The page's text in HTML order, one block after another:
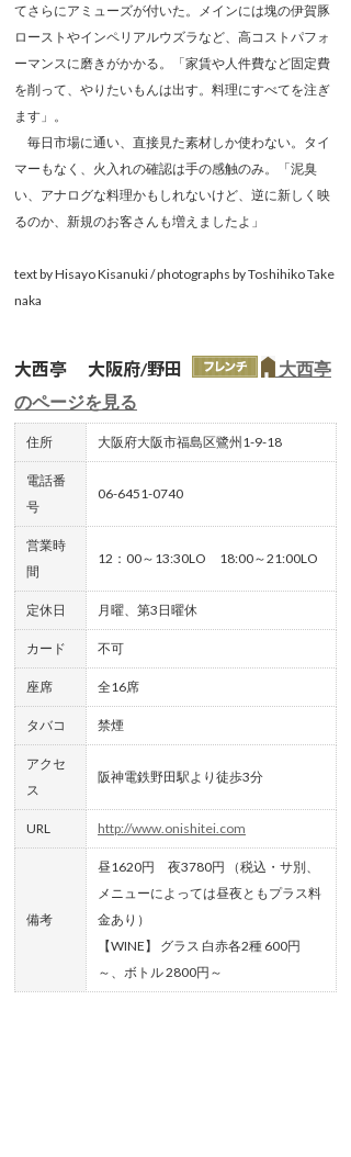
てさらにアミューズが付いた。メインには塊の伊賀豚
ローストやインペリアルウズラなど、高コストパフォ
ーマンスに磨きがかかる。「家賃や人件費など固定費
を削って、やりたいもんは出す。料理にすべてを注ぎ
ます」。
毎日市場に通い、直接見た素材しか使わない。タイ
マーもなく、火入れの確認は手の感触のみ。「泥臭
い、アナログな料理かもしれないけど、逆に新しく映
るのか、新規のお客さんも増えましたよ」
text by Hisayo Kisanuki / photographs by Toshihiko Take
naka
大西亭 大阪府/野田
大西亭
のページを見る
住所 大阪府大阪市福島区鷺州1-9-18
電話番
号
06-6451-0740
営業時
間
12：00～13:30LO 18:00～21:00LO
定休日 月曜、第3日曜休
カード 不可
座席 全16席
タバコ 禁煙
アクセ
ス
阪神電鉄野田駅より徒歩3分
URL http://www.onishitei.com
備考
昼1620円 夜3780円 （税込・サ別、
メニューによっては昼夜ともプラス料
金あり）
【WINE】 グラス 白赤各2種 600円
～、ボトル 2800円～